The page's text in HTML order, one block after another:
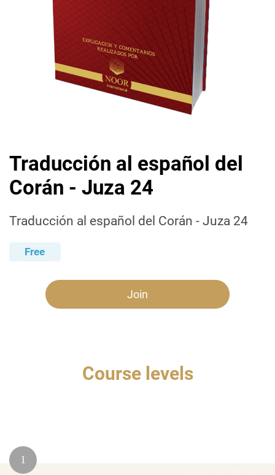
Traducción al español del
Corán - Juza 24
Traducción al español del Corán - Juza 24
Free
Join
Course levels
1